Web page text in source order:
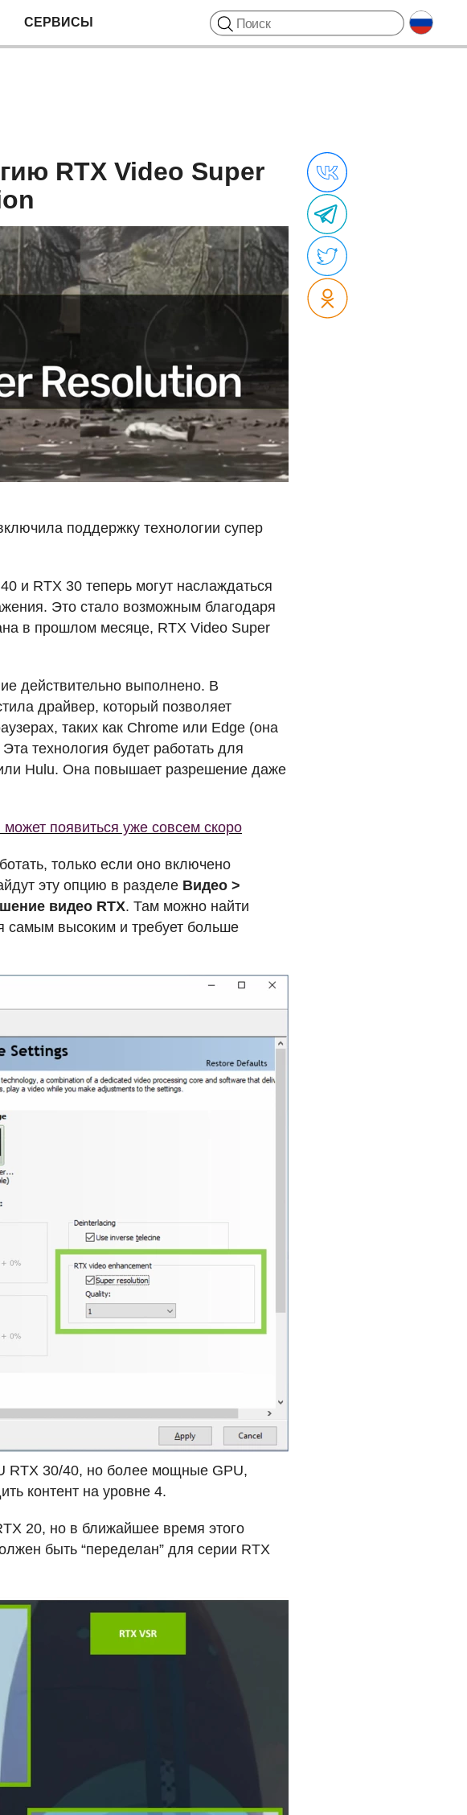
СЕРВИСЫ
RTX Video Super
поддержку технологии супер
40 и RTX 30 теперь могут наслаждаться
Это стало возможным благодаря
в прошлом месяце, RTX Video Super
действительно выполнено. В
драйвер, который позволяет
таких как Chrome или Edge (она
технология будет работать для
Hulu. Она повышает разрешение даже
появиться уже совсем скоро
только если оно включено
эту опцию в разделе Видео >
видео RTX. Там можно найти
самым высоким и требует больше
RTX 30/40, но более мощные GPU,
контент на уровне 4.
20, но в ближайшее время этого
быть “переделан” для серии RTX